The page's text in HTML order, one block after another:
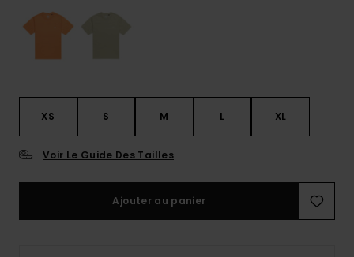
XS S M L XL
Voir Le Guide Des Tailles
Ajouter au panier